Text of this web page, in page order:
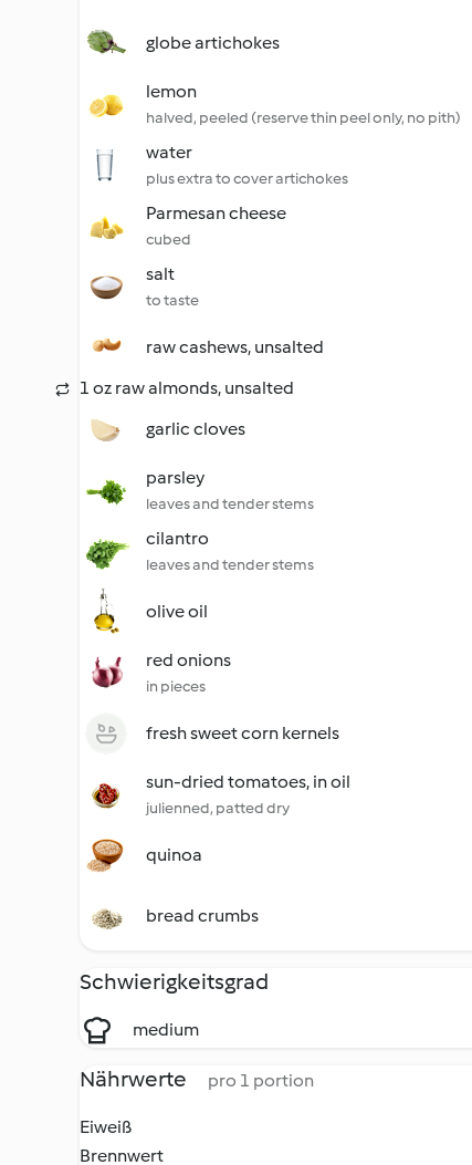
globe artichokes
lemon
halved, peeled (reserve thin peel only, no pith)
water
plus extra to cover artichokes
Parmesan cheese
cubed
salt
to taste
raw cashews, unsalted
1 oz raw almonds, unsalted
garlic cloves
parsley
leaves and tender stems
cilantro
leaves and tender stems
olive oil
red onions
in pieces
fresh sweet corn kernels
sun-dried tomatoes, in oil
julienned, patted dry
quinoa
bread crumbs
Schwierigkeitsgrad
medium
Nährwerte pro 1 portion
Eiweiß
Brennwert